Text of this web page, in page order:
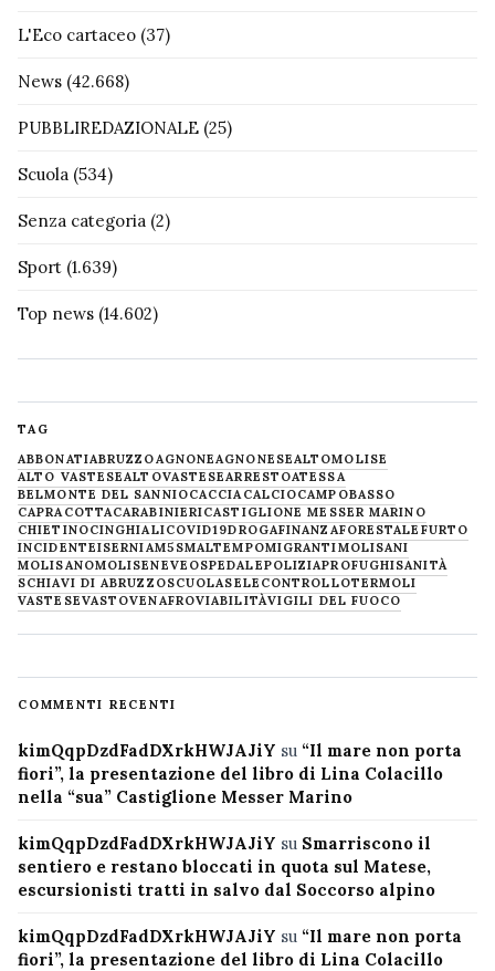
L'Eco cartaceo (37)
News (42.668)
PUBBLIREDAZIONALE (25)
Scuola (534)
Senza categoria (2)
Sport (1.639)
Top news (14.602)
TAG
ABBONATIABRUZZOAGNONEAGNONESEALTOMOLISE
ALTO VASTESEALTOVASTESEARRESTOATESSA
BELMONTE DEL SANNIOCACCIACALCIOCAMPOBASSO
CAPRACOTTACARABINIERICASTIGLIONE MESSER MARINO
CHIETINOCINGHIALICOVID19DROGAFINANZAFORESTALE FURTO
INCIDENTEISERNIAM5SMALTEMPOMIGRANTIMOLISANI
MOLISANOMOLISENEVE OSPEDALEPOLIZIAPROFUGHISANITÀ
SCHIAVI DI ABRUZZOSCUOLASELECONTROLLOTERMOLI
VASTESEVASTOVENAFROVIABILITÀVIGILI DEL FUOCO
COMMENTI RECENTI
kimQqpDzdFadDXrkHWJAJiY su “Il mare non porta
fiori”, la presentazione del libro di Lina Colacillo
nella “sua” Castiglione Messer Marino
kimQqpDzdFadDXrkHWJAJiY su Smarriscono il
sentiero e restano bloccati in quota sul Matese,
escursionisti tratti in salvo dal Soccorso alpino
kimQqpDzdFadDXrkHWJAJiY su “Il mare non porta
fiori”, la presentazione del libro di Lina Colacillo